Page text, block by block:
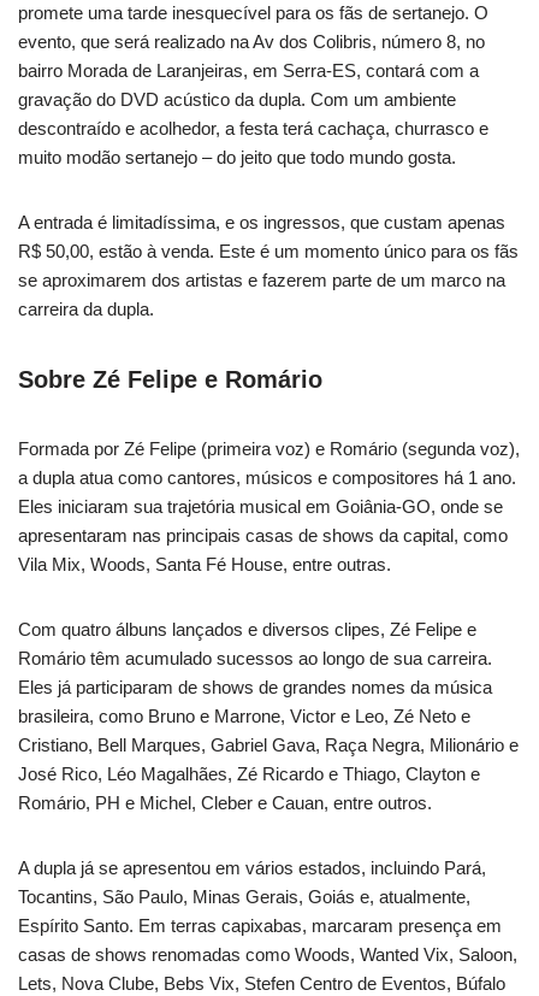
promete uma tarde inesquecível para os fãs de sertanejo. O
evento, que será realizado na Av dos Colibris, número 8, no
bairro Morada de Laranjeiras, em Serra-ES, contará com a
gravação do DVD acústico da dupla. Com um ambiente
descontraído e acolhedor, a festa terá cachaça, churrasco e
muito modão sertanejo – do jeito que todo mundo gosta.
A entrada é limitadíssima, e os ingressos, que custam apenas
R$ 50,00, estão à venda. Este é um momento único para os fãs
se aproximarem dos artistas e fazerem parte de um marco na
carreira da dupla.
Sobre Zé Felipe e Romário
Formada por Zé Felipe (primeira voz) e Romário (segunda voz),
a dupla atua como cantores, músicos e compositores há 1 ano.
Eles iniciaram sua trajetória musical em Goiânia-GO, onde se
apresentaram nas principais casas de shows da capital, como
Vila Mix, Woods, Santa Fé House, entre outras.
Com quatro álbuns lançados e diversos clipes, Zé Felipe e
Romário têm acumulado sucessos ao longo de sua carreira.
Eles já participaram de shows de grandes nomes da música
brasileira, como Bruno e Marrone, Victor e Leo, Zé Neto e
Cristiano, Bell Marques, Gabriel Gava, Raça Negra, Milionário e
José Rico, Léo Magalhães, Zé Ricardo e Thiago, Clayton e
Romário, PH e Michel, Cleber e Cauan, entre outros.
A dupla já se apresentou em vários estados, incluindo Pará,
Tocantins, São Paulo, Minas Gerais, Goiás e, atualmente,
Espírito Santo. Em terras capixabas, marcaram presença em
casas de shows renomadas como Woods, Wanted Vix, Saloon,
Lets, Nova Clube, Bebs Vix, Stefen Centro de Eventos, Búfalo